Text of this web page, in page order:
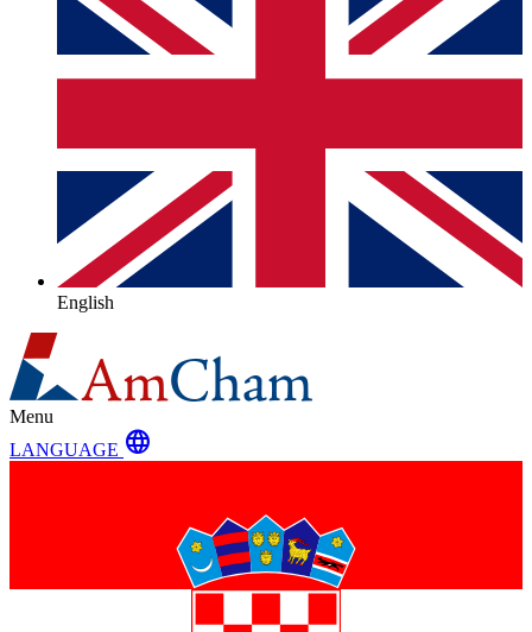
English
Menu
LANGUAGE language